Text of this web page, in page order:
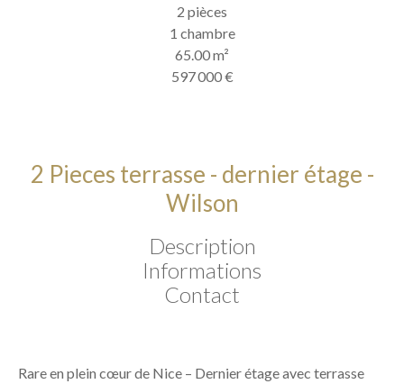
2 pièces
1 chambre
65.00m²
597 000 €
2 Pieces terrasse - dernier étage -
Wilson
Description
Informations
Contact
Rare en plein cœur de Nice – Dernier étage avec terrasse